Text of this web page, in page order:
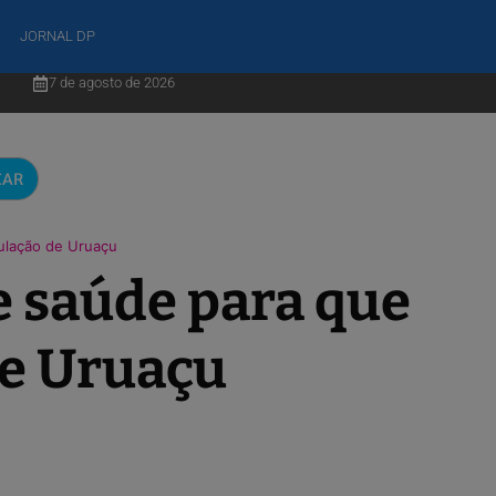
JORNAL DP
7 de agosto de 2026
de Uruaçu
para que
Uruaçu